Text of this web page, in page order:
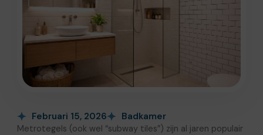
Februari 15, 2026 Badkamer
Metrotegels (ook wel “subway tiles”) zijn al jaren populair